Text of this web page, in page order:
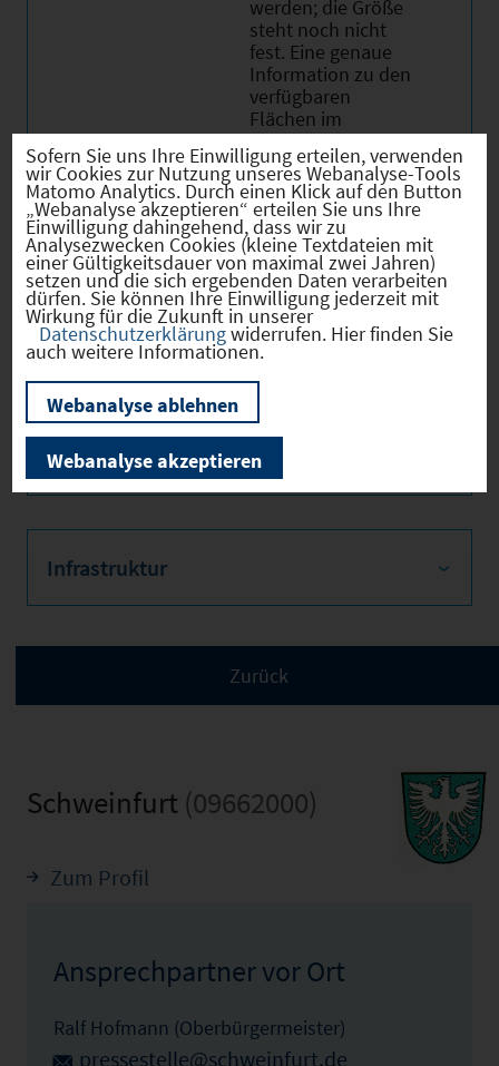
werden; die Größe
steht noch nicht
fest. Eine genaue
Information zu den
verfügbaren
Flächen im
Industrie- und
Gewerbepark
Maintal finden Sie
im
"Übersichtsplan"
unter www.maintal-
schweinfurt.de
Link
https://www.mainta
l-schweinfurt.de
Verkehr
Infrastruktur
Schweinfurt (09662000)
Zum Profil
Ansprechpartner vor Ort
Ralf Hofmann (Oberbürgermeister)
pressestelle@schweinfurt.de
Sofern Sie uns Ihre Einwilligung erteilen, verwenden
wir Cookies zur Nutzung unseres Webanalyse-Tools
Matomo Analytics. Durch einen Klick auf den Button
„Webanalyse akzeptieren“ erteilen Sie uns Ihre
Einwilligung dahingehend, dass wir zu
Analysezwecken Cookies (kleine Textdateien mit
einer Gültigkeitsdauer von maximal zwei Jahren)
setzen und die sich ergebenden Daten verarbeiten
dürfen. Sie können Ihre Einwilligung jederzeit mit
Wirkung für die Zukunft in unserer
Datenschutzerklärungwiderrufen. Hier finden Sie
auch weitere Informationen.
Webanalyse ablehnen
Webanalyse akzeptieren